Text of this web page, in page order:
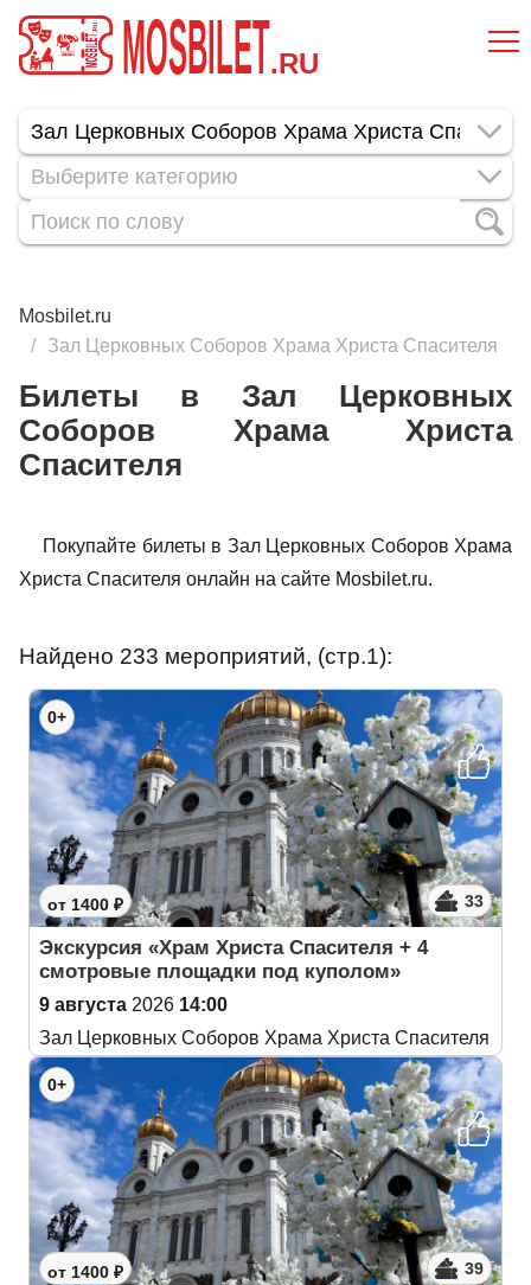
MOSBILET.RU
Выберите категорию
Mosbilet.ru
Зал Церковных Соборов Храма Христа Спасителя
Билеты в Зал Церковных
Соборов Храма Христа
Спасителя
Покупайте билеты в Зал Церковных Соборов Храма
Христа Спасителя онлайн на сайте Mosbilet.ru.
Найдено 233 мероприятий, (стр.1):
0+
от 1400 ₽ 33
Экскурсия «Храм Христа Спасителя + 4
смотровые площадки под куполом»
9 августа 2026 14:00
Зал Церковных Соборов Храма Христа Спасителя
0+
от 1400 ₽ 39